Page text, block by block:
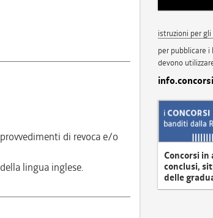
di revoca e/o
lingua inglese.
istruzioni per
per pubblicare
devono
Concorsi in
conclusi,
delle